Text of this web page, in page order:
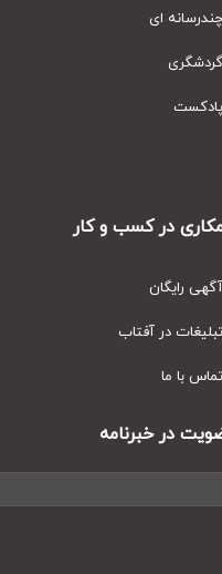
ای
در کسب و کار
رایگان
در آفتاب
با ما
در خبرنامه